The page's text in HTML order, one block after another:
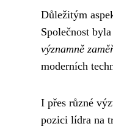
Důležitým
Společnost
významně
moderních
I přes různé
pozici lídra na